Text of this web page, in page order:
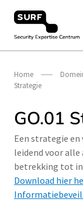
naar
content
Security
Home
Strategie
GO.01
Een strategie
leidend voor
betrekking tot
Download hier